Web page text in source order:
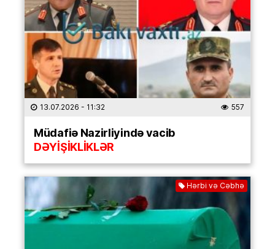
13.07.2026 - 11:32 557
Müdafiə Nazirliyində vacib
DƏYİŞİKLİKLƏR
Hərbi və Cəbhə